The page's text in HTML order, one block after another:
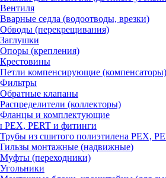
Вентиля
Вварные седла (водоотводы, врезки)
Обводы (перекрещивания)
Заглушки
Опоры (крепления)
Крестовины
Петли компенсирующие (компенсаторы)
Фильтры
Обратные клапаны
Распределители (коллекторы)
Фланцы и комплектующие
PEX, PERT и фитинги
Трубы из сшитого полиэтилена PEX,
Гильзы монтажные (надвижные)
Муфты (переходники)
Угольники